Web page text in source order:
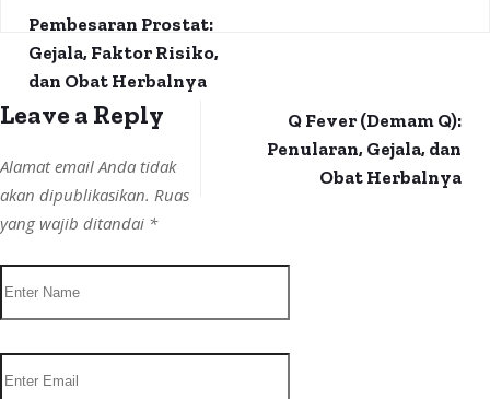
Pembesaran Prostat:
Gejala, Faktor Risiko,
dan Obat Herbalnya
Q Fever (Demam Q):
Penularan, Gejala, dan
Obat Herbalnya
Leave a Reply
Alamat email Anda tidak
akan dipublikasikan. Ruas
yang wajib ditandai *